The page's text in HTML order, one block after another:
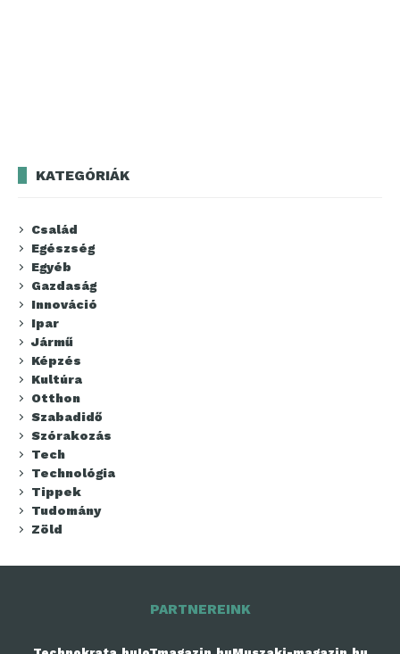
KATEGÓRIÁK
Család
Egészség
Egyéb
Gazdaság
Innováció
Ipar
Jármű
Képzés
Kultúra
Otthon
Szabadidő
Szórakozás
Tech
Technológia
Tippek
Tudomány
Zöld
PARTNEREINK